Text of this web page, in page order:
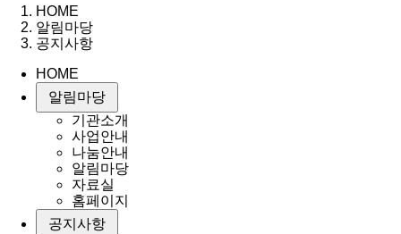
HOME
알림마당
공지사항
HOME
알림마당
기관소개
사업안내
나눔안내
알림마당
자료실
홈페이지
공지사항